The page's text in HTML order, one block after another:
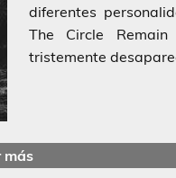
diferentes
The Circle
tristemente
más